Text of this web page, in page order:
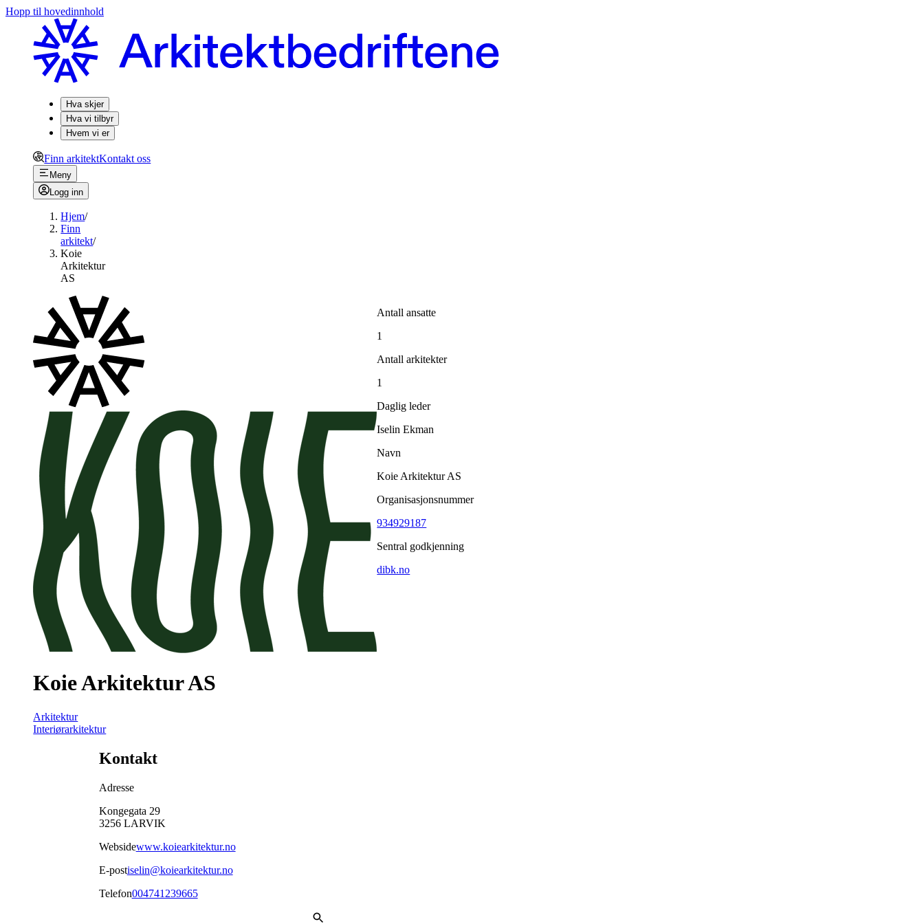
Hopp til hovedinnhold
Hva skjer
Hva vi tilbyr
Hvem vi er
Finn arkitektKontakt oss
Meny
Logg inn
Hjem/
Finn
arkitekt/
Koie
Arkitektur
AS
Koie Arkitektur AS
Arkitektur
Interiørarkitektur
Antall ansatte
1
Antall arkitekter
1
Daglig leder
Iselin Ekman
Navn
Koie Arkitektur AS
Organisasjonsnummer
934929187
Sentral godkjenning
dibk.no
Kontakt
Adresse
Kongegata 29
3256 LARVIK
Websidewww.koiearkitektur.no
E-postiselin@koiearkitektur.no
Telefon004741239665